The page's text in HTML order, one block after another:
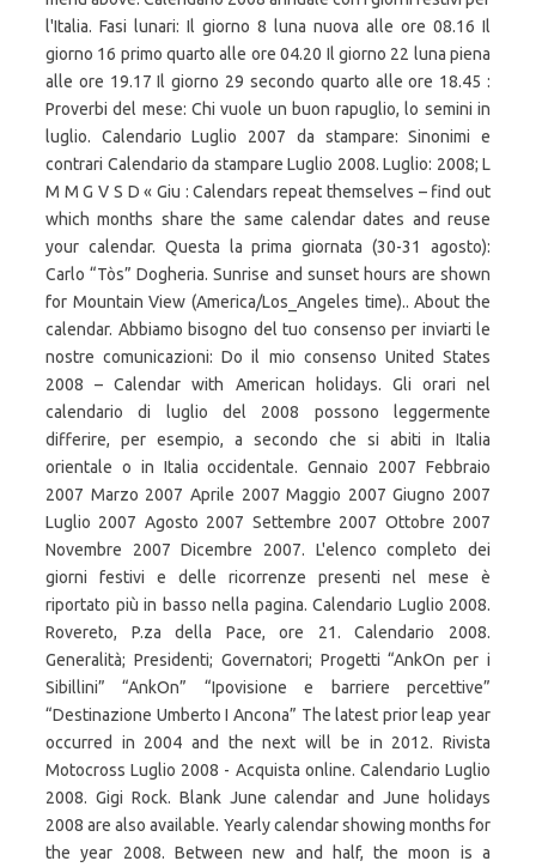
l'Italia. Fasi lunari: Il giorno 8 luna nuova alle ore 08.16 Il
giorno 16 primo quarto alle ore 04.20 Il giorno 22 luna piena
alle ore 19.17 Il giorno 29 secondo quarto alle ore 18.45 :
Proverbi del mese: Chi vuole un buon rapuglio, lo semini in
luglio. Calendario Luglio 2007 da stampare: Sinonimi e
contrari Calendario da stampare Luglio 2008. Luglio: 2008; L
M M G V S D « Giu : Calendars repeat themselves – find out
which months share the same calendar dates and reuse
your calendar. Questa la prima giornata (30-31 agosto):
Carlo “Tòs” Dogheria. Sunrise and sunset hours are shown
for Mountain View (America/Los_Angeles time).. About the
calendar. Abbiamo bisogno del tuo consenso per inviarti le
nostre comunicazioni: Do il mio consenso United States
2008 – Calendar with American holidays. Gli orari nel
calendario di luglio del 2008 possono leggermente
differire, per esempio, a secondo che si abiti in Italia
orientale o in Italia occidentale. Gennaio 2007 Febbraio
2007 Marzo 2007 Aprile 2007 Maggio 2007 Giugno 2007
Luglio 2007 Agosto 2007 Settembre 2007 Ottobre 2007
Novembre 2007 Dicembre 2007. L'elenco completo dei
giorni festivi e delle ricorrenze presenti nel mese è
riportato più in basso nella pagina. Calendario Luglio 2008.
Rovereto, P.za della Pace, ore 21. Calendario 2008.
Generalità; Presidenti; Governatori; Progetti “AnkOn per i
Sibillini” “AnkOn” “Ipovisione e barriere percettive”
“Destinazione Umberto I Ancona” The latest prior leap year
occurred in 2004 and the next will be in 2012. Rivista
Motocross Luglio 2008 - Acquista online. Calendario Luglio
2008. Gigi Rock. Blank June calendar and June holidays
2008 are also available. Yearly calendar showing months for
the year 2008. Between new and half, the moon is a